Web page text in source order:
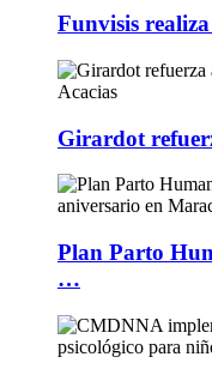
Funvisis
Girardot
Plan Parto
…